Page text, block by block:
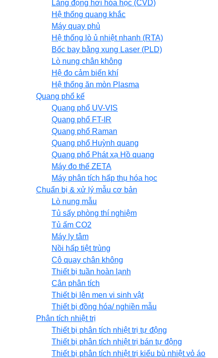
Lắng đọng hơi hóa học (CVD)
Hệ thống quang khắc
Máy quay phủ
Hệ thống lò ủ nhiệt nhanh (RTA)
Bốc bay bằng xung Laser (PLD)
Lò nung chân không
Hệ đo cảm biến khí
Hệ thống ăn mòn Plasma
Quang phổ kế
Quang phổ UV-VIS
Quang phổ FT-IR
Quang phổ Raman
Quang phổ Huỳnh quang
Quang phổ Phát xạ Hồ quang
Máy đo thế ZETA
Máy phân tích hấp thụ hóa học
Chuẩn bị & xử lý mẫu cơ bản
Lò nung mẫu
Tủ sấy phòng thí nghiệm
Tủ ấm CO2
Máy ly tâm
Nồi hấp tiệt trùng
Cô quay chân không
Thiết bị tuần hoàn lạnh
Cân phân tích
Thiết bị lên men vi sinh vật
Thiết bị đồng hóa/ nghiền mẫu
Phân tích nhiệt trị
Thiết bị phân tích nhiệt trị tự động
Thiết bị phân tích nhiệt trị bán tự động
Thiết bị phân tích nhiệt trị kiểu bù nhiệt vỏ áo